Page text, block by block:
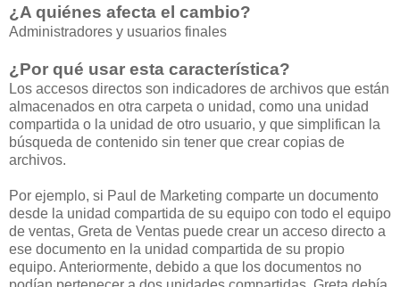
¿A quiénes afecta el cambio?
Administradores y usuarios finales
¿Por qué usar esta característica?
Los accesos directos son indicadores de archivos que están
almacenados en otra carpeta o unidad, como una unidad
compartida o la unidad de otro usuario, y que simplifican la
búsqueda de contenido sin tener que crear copias de
archivos.
Por ejemplo, si Paul de Marketing comparte un documento
desde la unidad compartida de su equipo con todo el equipo
de ventas, Greta de Ventas puede crear un acceso directo a
ese documento en la unidad compartida de su propio
equipo. Anteriormente, debido a que los documentos no